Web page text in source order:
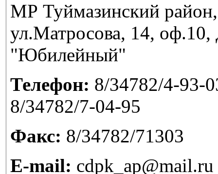
МР Туймазинский
ул.Матросова, 14,
"Юбилейный"
Телефон: 8/34782/4-93-
8/34782/7-04-95
Факс: 8/34782/71303
E-mail: cdpk_ap@mail.ru